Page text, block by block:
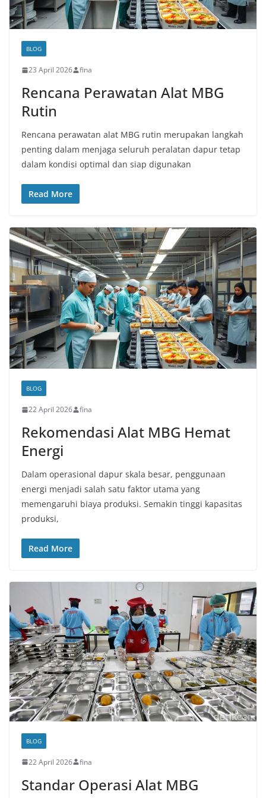
BLOG
23 April 2026 fina
Rencana Perawatan Alat MBG
Rutin
Rencana perawatan alat MBG rutin merupakan langkah
penting dalam menjaga seluruh peralatan dapur tetap
dalam kondisi optimal dan siap digunakan
Read More
BLOG
22 April 2026 fina
Rekomendasi Alat MBG Hemat
Energi
Dalam operasional dapur skala besar, penggunaan
energi menjadi salah satu faktor utama yang
memengaruhi biaya produksi. Semakin tinggi kapasitas
produksi,
Read More
BLOG
22 April 2026 fina
Standar Operasi Alat MBG